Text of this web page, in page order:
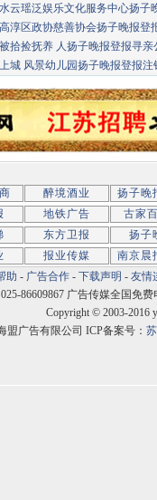
水云瑶泛娱乐文化服务中心扬子
高淳区政协慈善协会扬子晚报登
被拾捡抚养 人扬子晚报登报寻亲
上城 风景幼儿园扬子晚报登报注
醉境酒业
扬子晚
地铁广告
古家
东方卫报
扬子
报业传媒
南京晨
助 - 广告合作 - 下载声明 - 友情
86609867 广告传媒全国免费
Copyright © 2003-2016
盟广告有限公司 ICP备案号：